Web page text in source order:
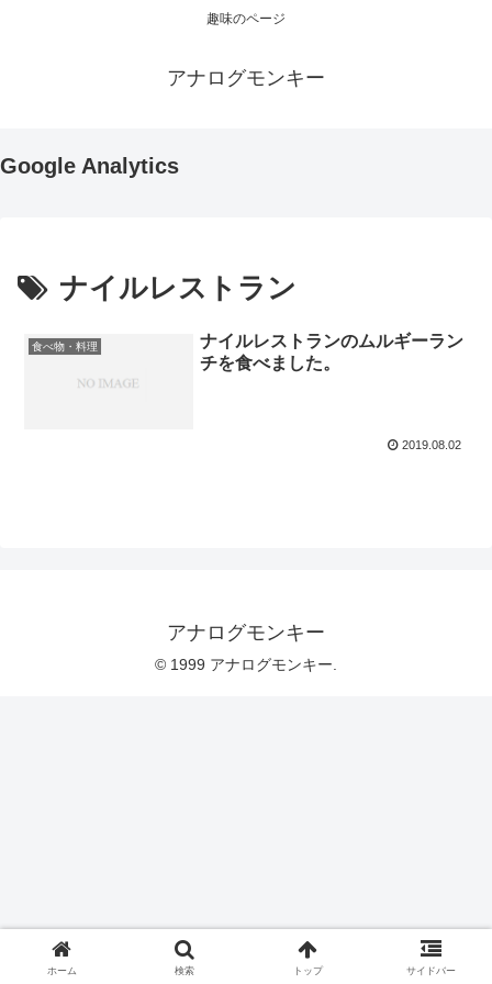
趣味のページ
アナログモンキー
Google Analytics
ナイルレストラン
食べ物・料理
ナイルレストランのムルギーラン
チを食べました。
2019.08.02
アナログモンキー
© 1999 アナログモンキー.
ホーム 検索 トップ サイドバー